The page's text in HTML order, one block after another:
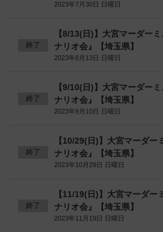
2023年7月30日 日曜日
終了
【8/13(日)】大宮マーダー
ナリオ会』【埼玉県】
2023年8月13日 日曜日
終了
【9/10(日)】大宮マーダー
ナリオ会』【埼玉県】
2023年9月10日 日曜日
終了
【10/29(日)】大宮マーダー
ナリオ会』【埼玉県】
2023年10月29日 日曜日
終了
【11/19(日)】大宮マーダー
ナリオ会』【埼玉県】
2023年11月19日 日曜日